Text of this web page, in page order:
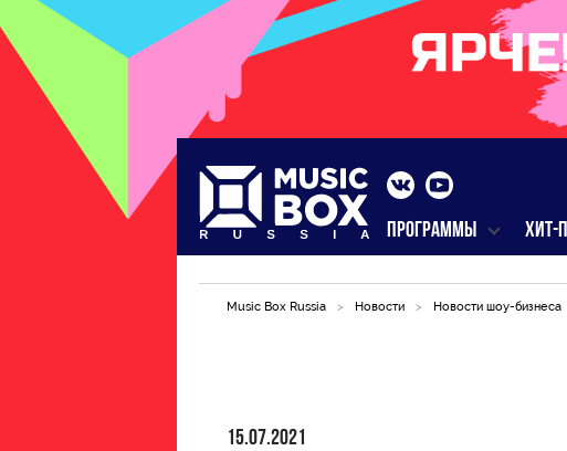
ПРОГРАММЫ ХИТ-
Music Box Russia > Новости > Новости шоу-бизнеса
15.07.2021